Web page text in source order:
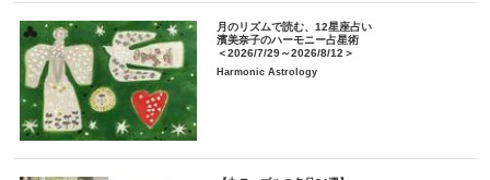
月のリズムで読む、12星座占い
濱美奈子のハーモニー占星術
＜2026/7/29～2026/8/12＞
Harmonic Astrology